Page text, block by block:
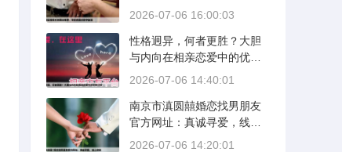
2026-07-06 16:00:03
性格迥异，何者更胜？大胆
与内向在相亲恋爱中的优势
分析
2026-07-06 14:40:01
南京市滇圆囍婚恋找男朋友
官方网址：真诚寻爱，线上
启航
2026-07-06 14:20:01